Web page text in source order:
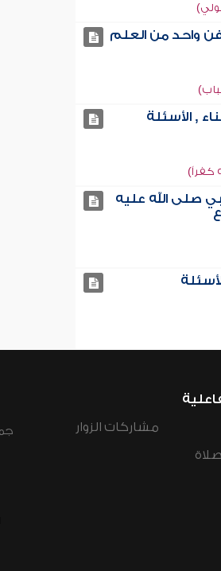
واحد من العلم
, الأسئلة
كفراً)
صلى الله عليه
مشاركات الزوار